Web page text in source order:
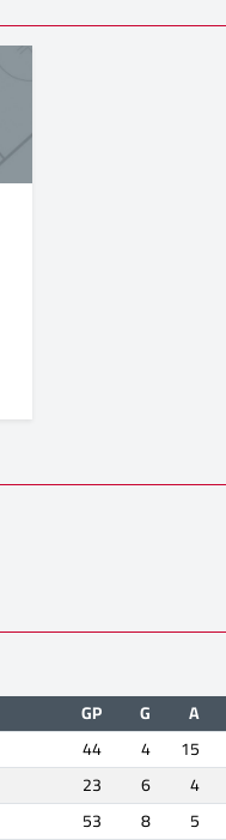
GP G A
44 4 15
23 6 4
53 8 5